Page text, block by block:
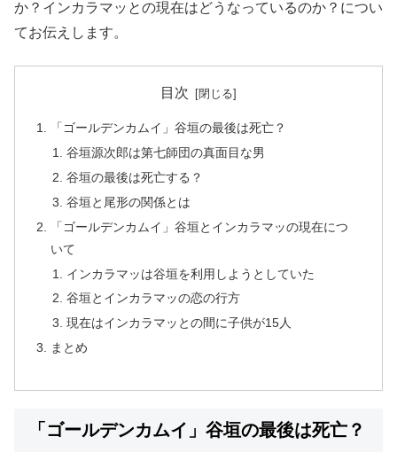
か？インカラマッとの現在はどうなっているのか？につい
てお伝えします。
目次
「ゴールデンカムイ」谷垣の最後は死亡？
谷垣源次郎は第七師団の真面目な男
谷垣の最後は死亡する？
谷垣と尾形の関係とは
「ゴールデンカムイ」谷垣とインカラマッの現在につ
いて
インカラマッは谷垣を利用しようとしていた
谷垣とインカラマッの恋の行方
現在はインカラマッとの間に子供が15人
まとめ
「ゴールデンカムイ」谷垣の最後は死亡？